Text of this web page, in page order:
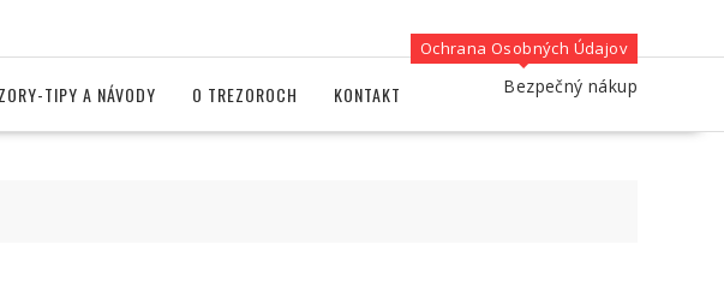
TIPY A NÁVODY O TREZOROCH KONTAKT
Ochrana Osobných Údajov
Bezpečný nákup